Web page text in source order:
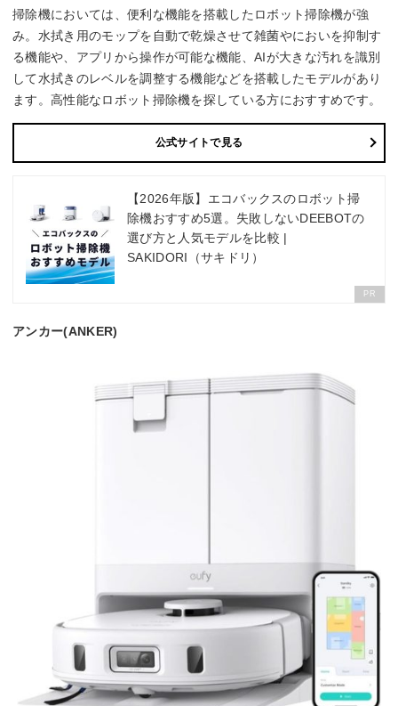
掃除機においては、便利な機能を搭載したロボット掃除機が強
み。水拭き用のモップを自動で乾燥させて雑菌やにおいを抑制す
る機能や、アプリから操作が可能な機能、AIが大きな汚れを識別
して水拭きのレベルを調整する機能などを搭載したモデルがあり
ます。高性能なロボット掃除機を探している方におすすめです。
公式サイトで見る
【2026年版】エコバックスのロボット掃
除機おすすめ5選。失敗しないDEEBOTの
選び方と人気モデルを比較 |
SAKIDORI（サキドリ）
PR
アンカー(ANKER)